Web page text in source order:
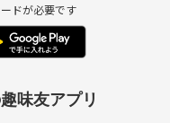
ドが必要です
味友アプリ